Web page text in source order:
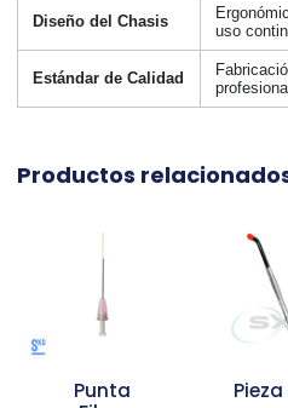
Diseño del Chasis
uso
Estándar de Calidad
profesional
Productos
Punta